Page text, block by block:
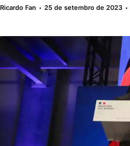
Ricardo Fan 25 de setembro de 2023